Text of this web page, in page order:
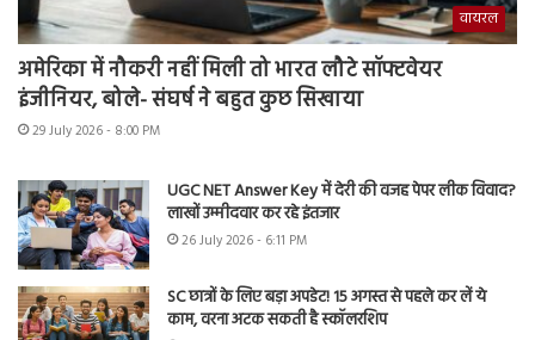
वायरल
अमेरिका में नौकरी नहीं मिली तो भारत लौटे सॉफ्टवेयर
इंजीनियर, बोले- संघर्ष ने बहुत कुछ सिखाया
29 July 2026 - 8:00 PM
UGC NET Answer Key में देरी की वजह पेपर लीक विवाद?
लाखों उम्मीदवार कर रहे इंतजार
26 July 2026 - 6:11 PM
SC छात्रों के लिए बड़ा अपडेट! 15 अगस्त से पहले कर लें ये
काम, वरना अटक सकती है स्कॉलरशिप